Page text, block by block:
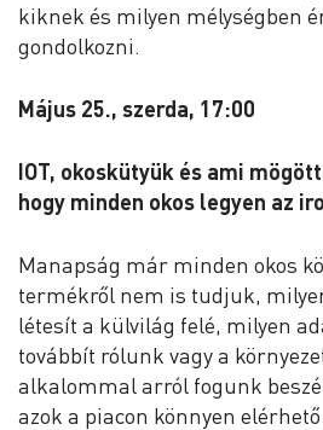
kiknek és milyen mélységben
gondolkozni.
Május 25., szerda, 17:00
IOT, okoskütyük és ami
hogy minden okos legyen az
Manapság már minden okos
termékről nem is tudjuk,
létesít a külvilág felé, milyen
továbbít rólunk vagy a
alkalommal arról fogunk
azok a piacon könnyen elérhető